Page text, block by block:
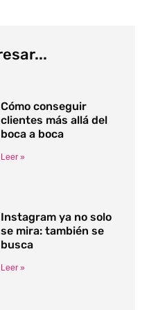
Cómo conseguir
clientes más allá del
boca a boca
Leer »
Instagram ya no solo
se mira: también se
busca
Leer »